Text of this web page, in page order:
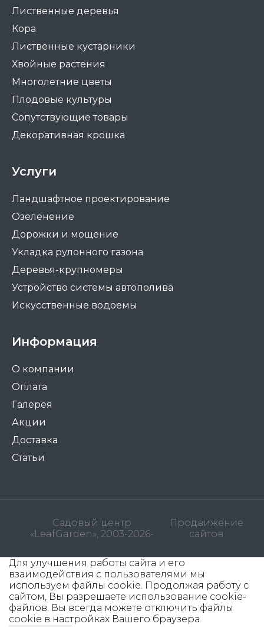
Лиственные деревья
Кора
Лиственные кустарники
Хвойные растения
Многолетние цветы
Плодовые культуры
Сопутствующие товары
Декоративная крошка
Услуги
Ландшафтное проектирование
Озеленение
Дорожки и мощение
Укладка рулонного газона
Деревья-крупномеры
Устройство системы автополива
Искусственные водоемы
Информация
О компании
Оплата
Галерея
Акции
Доставка
Статьи
Садовый центр
«LeafGarden», 2003-2026-
Продвижение
сайтов
Для улучшения работы сайта и его
взаимодействия с пользователями мы
используем файлы cookie. Продолжая работу с
сайтом, Вы разрешаете использование cookie-
файлов. Вы всегда можете отключить файлы
cookie в настройках Вашего браузера.